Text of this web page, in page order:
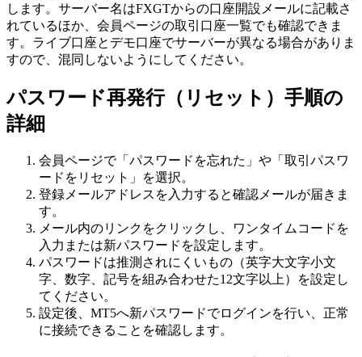
します。サーバー名はFXGTからの口座開設メールに記載さ
れているほか、会員ページの取引口座一覧でも確認できま
す。ライブ口座とデモ口座でサーバーが異なる場合がありま
すので、混同しないようにしてください。
パスワード再発行（リセット）手順の
詳細
会員ページで「パスワードを忘れた」や「取引パスワ
ードをリセット」を選択。
登録メールアドレスを入力すると確認メールが届きま
す。
メール内のリンクをクリックし、ワンタイムコードを
入力または新パスワードを設定します。
パスワードは推測されにくいもの（英字大文字小文
字、数字、記号を組み合わせた12文字以上）を設定し
てください。
設定後、MT5へ新パスワードでログインを行い、正常
に接続できることを確認します。